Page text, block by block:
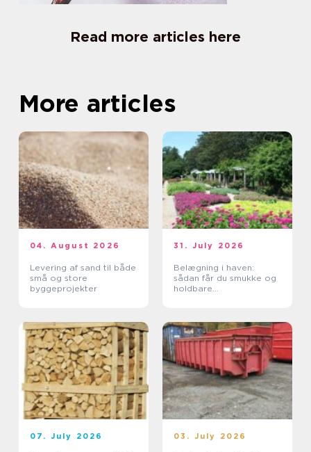
Read more articles here
More articles
04. August 2026
Levering af sand til både
små og store
byggeprojekter
31. July 2026
Belægning i haven:
sådan får du smukke og
holdbare
07. July 2026 03. July 2026